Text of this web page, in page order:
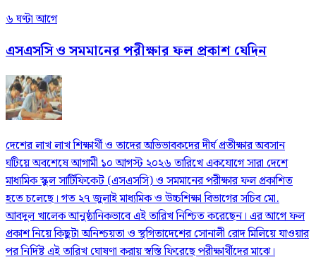
৬ ঘণ্টা আগে
এসএসসি ও সমমানের পরীক্ষার ফল প্রকাশ যেদিন
দেশের লাখ লাখ শিক্ষার্থী ও তাদের অভিভাবকদের দীর্ঘ প্রতীক্ষার অবসান
ঘটিয়ে অবশেষে আগামী ১০ আগস্ট ২০২৬ তারিখে একযোগে সারা দেশে
মাধ্যমিক স্কুল সার্টিফিকেট (এসএসসি) ও সমমানের পরীক্ষার ফল প্রকাশিত
হতে চলেছে। গত ২৭ জুলাই মাধ্যমিক ও উচ্চশিক্ষা বিভাগের সচিব মো.
আবদুল খালেক আনুষ্ঠানিকভাবে এই তারিখ নিশ্চিত করেছেন। এর আগে ফল
প্রকাশ নিয়ে কিছুটা অনিশ্চয়তা ও স্থগিতাদেশের সোনালী রোদ মিলিয়ে যাওয়ার
পর নির্দিষ্ট এই তারিখ ঘোষণা করায় স্বস্তি ফিরেছে পরীক্ষার্থীদের মাঝে।